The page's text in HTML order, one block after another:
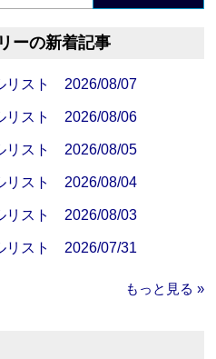
ーの新着記事
リスト 2026/08/07
リスト 2026/08/06
リスト 2026/08/05
リスト 2026/08/04
リスト 2026/08/03
リスト 2026/07/31
もっと見る »